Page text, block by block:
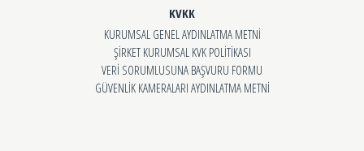
KVKK
KURUMSAL GENEL AYDINLATMA METNİ
ŞİRKET KURUMSAL KVK POLİTİKASI
VERİ SORUMLUSUNA BAŞVURU FORMU
GÜVENLİK KAMERALARI AYDINLATMA METNİ